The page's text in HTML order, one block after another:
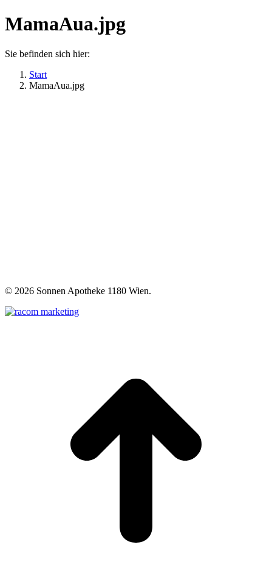
MamaAua.jpg
Sie befinden sich hier:
Start
MamaAua.jpg
© 2026 Sonnen Apotheke 1180 Wien.